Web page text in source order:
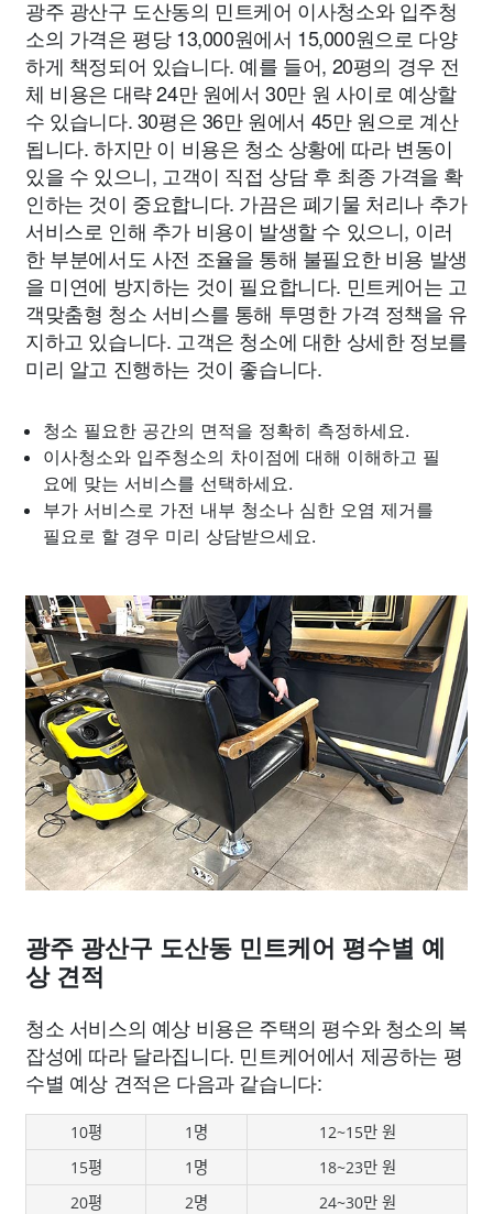
광주 광산구 도산동의 민트케어 이사청소와 입주청
소의 가격은 평당 13,000원에서 15,000원으로 다양
하게 책정되어 있습니다. 예를 들어, 20평의 경우 전
체 비용은 대략 24만 원에서 30만 원 사이로 예상할
수 있습니다. 30평은 36만 원에서 45만 원으로 계산
됩니다. 하지만 이 비용은 청소 상황에 따라 변동이
있을 수 있으니, 고객이 직접 상담 후 최종 가격을 확
인하는 것이 중요합니다. 가끔은 폐기물 처리나 추가
서비스로 인해 추가 비용이 발생할 수 있으니, 이러
한 부분에서도 사전 조율을 통해 불필요한 비용 발생
을 미연에 방지하는 것이 필요합니다. 민트케어는 고
객맞춤형 청소 서비스를 통해 투명한 가격 정책을 유
지하고 있습니다. 고객은 청소에 대한 상세한 정보를
미리 알고 진행하는 것이 좋습니다.
청소 필요한 공간의 면적을 정확히 측정하세요.
이사청소와 입주청소의 차이점에 대해 이해하고 필
요에 맞는 서비스를 선택하세요.
부가 서비스로 가전 내부 청소나 심한 오염 제거를
필요로 할 경우 미리 상담받으세요.
광주 광산구 도산동 민트케어 평수별 예
상 견적
청소 서비스의 예상 비용은 주택의 평수와 청소의 복
잡성에 따라 달라집니다. 민트케어에서 제공하는 평
수별 예상 견적은 다음과 같습니다:
10평 1명
12~15만 원
15평
1명
18~23만 원
20평
2명
24~30만 원